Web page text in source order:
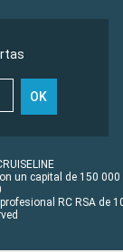
OK
un capital de 150 000
RC RSA de